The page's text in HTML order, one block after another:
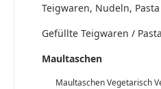
Teigwaren, Nudeln, Pasta
Gefüllte Teigwaren / Pasta
Maultaschen
Maultaschen Vegetarisch